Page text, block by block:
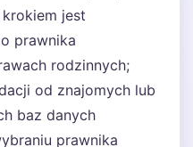
jest
prawnika
rodzinnych;
od znajomych lub
baz danych
prawnika